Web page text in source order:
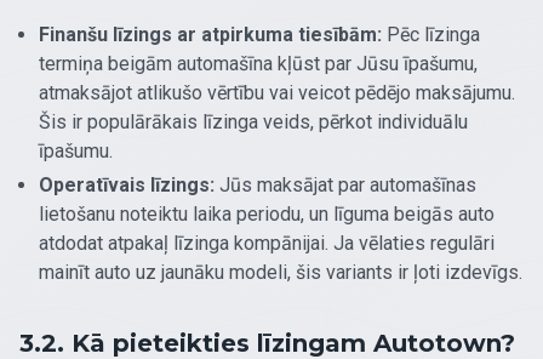
Finanšu līzings ar atpirkuma tiesībām: Pēc līzinga
termiņa beigām automašīna kļūst par Jūsu īpašumu,
atmaksājot atlikušo vērtību vai veicot pēdējo maksājumu.
Šis ir populārākais līzinga veids, pērkot individuālu
īpašumu.
Operatīvais līzings: Jūs maksājat par automašīnas
lietošanu noteiktu laika periodu, un līguma beigās auto
atdodat atpakaļ līzinga kompānijai. Ja vēlaties regulāri
mainīt auto uz jaunāku modeli, šis variants ir ļoti izdevīgs.
3.2. Kā pieteikties līzingam Autotown?